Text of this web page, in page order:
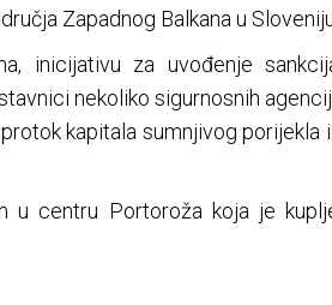
Zapadnog Balkana u
inicijativu za uvođenje
nekoliko sigurnosnih
kapitala sumnjivog porijekla
u centru Portoroža koja je